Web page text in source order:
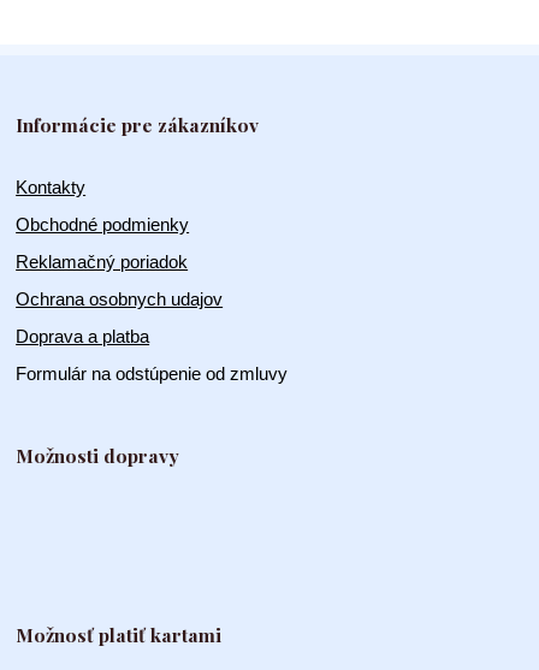
Informácie pre zákazníkov
Kontakty
Obchodné podmienky
Reklamačný poriadok
Ochrana osobnych udajov
Doprava a platba
Formulár na odstúpenie od zmluvy
Možnosti dopravy
Možnosť platiť kartami